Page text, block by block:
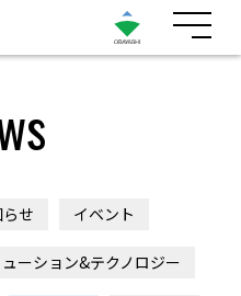
せ イベント
ーション&テクノロジー